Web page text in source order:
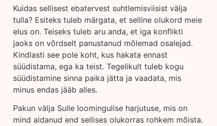
Kuidas sellisest ebatervest suhtlemisviisist välja
tulla? Esiteks tuleb märgata, et selline olukord meie
elus on. Teiseks tuleb aru anda, et iga konflikti
jaoks on võrdselt panustanud mõlemad osalejad.
Kindlasti see pole koht, kus hakata ennast
süüdistama, ega ka teist. Tegelikult tuleb kogu
süüdistamine sinna paika jätta ja vaadata, mis
minus endas jääb alles.
Pakun välja Sulle loomingulise harjutuse, mis on
mind aidanud end sellises olukorras rohkem mõista.